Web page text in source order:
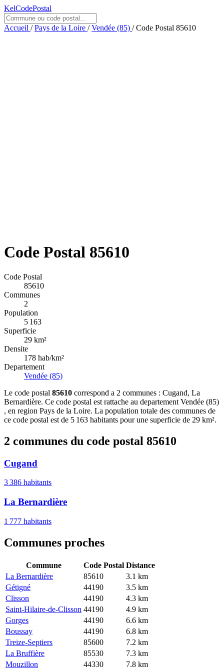
KelCodePostal
Accueil / Pays de la Loire / Vendée (85) / Code Postal 85610
Code Postal 85610
Code Postal
85610
Communes
2
Population
5 163
Superficie
29 km²
Densite
178 hab/km²
Departement
Vendée (85)
Le code postal 85610 correspond a 2 communes : Cugand, La
Bernardière. Ce code postal est rattache au departement Vendée (85)
, en region Pays de la Loire. La population totale des communes de
ce code postal est de 5 163 habitants pour une superficie de 29 km².
2 communes du code postal 85610
Cugand
3 386 habitants
La Bernardière
1 777 habitants
Communes proches
Commune Code Postal Distance
La Bernardière
85610
3.1 km
Gétigné
44190
3.5 km
Clisson
44190
4.3 km
Saint-Hilaire-de-Clisson 44190
4.9 km
Gorges
44190
6.6 km
Boussay
44190
6.8 km
Treize-Septiers
85600
7.2 km
La Bruffière
85530
7.3 km
Mouzillon
44330
7.8 km